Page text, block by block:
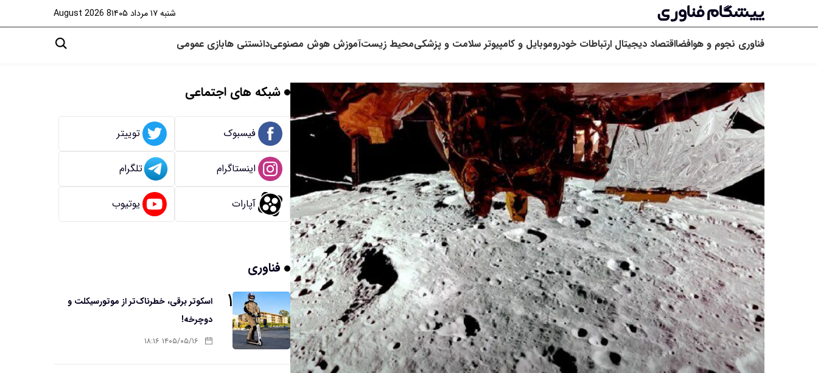
شنبه ۱۷ مرداد ۱۴۰۵ 8 August 2026
فناوری نجوم و هوافضااقتصاد دیجیتال ارتباطات خودروموبایل و کامپیوتر سلامت و پزشکیمحیط زیستآموزش هوش مصنوعیدانستنی هابازی عمومی
شبکه های اجتماعی
فیسبوک توییتر
اینستاگرام تلگرام
آپارات یوتیوب
فناوری
۱
اسکوتر برقی، خطرناک‌تر از موتورسیکلت و
دوچرخه!
۱۴۰۵/۰۵/۱۶ ۱۸:۱۶